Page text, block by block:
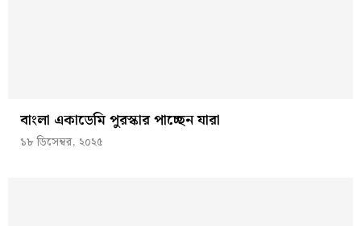
বাংলা একাডেমি পুরস্কার পাচ্ছেন যারা
১৮ ডিসেম্বর, ২০২৫